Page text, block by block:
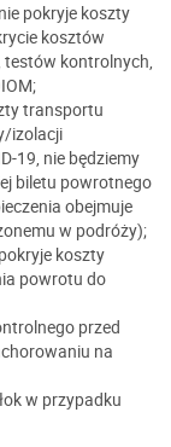
pokryje koszty
kosztów
testów kontrolnych,
transportu
izolacji
19, nie będziemy
biletu powrotnego
obejmuje
w podróży);
koszty
powrotu do
przed
na
w przypadku